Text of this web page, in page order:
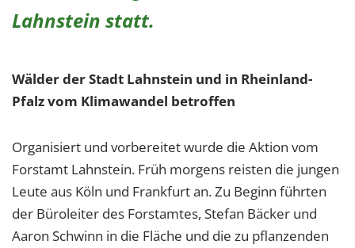
Lahnstein statt.
Wälder der Stadt Lahnstein und in Rheinland-
Pfalz vom Klimawandel betroffen
Organisiert und vorbereitet wurde die Aktion vom
Forstamt Lahnstein. Früh morgens reisten die jungen
Leute aus Köln und Frankfurt an. Zu Beginn führten
der Büroleiter des Forstamtes, Stefan Bäcker und
Aaron Schwinn in die Fläche und die zu pflanzenden